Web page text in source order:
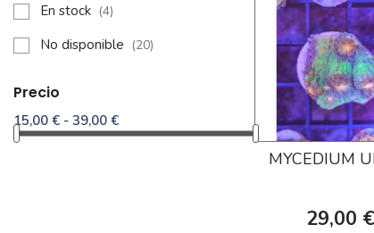
En stock (4)
No disponible (20)
Precio
15,00 € - 39,00 €
MYCEDIUM
29,00 €